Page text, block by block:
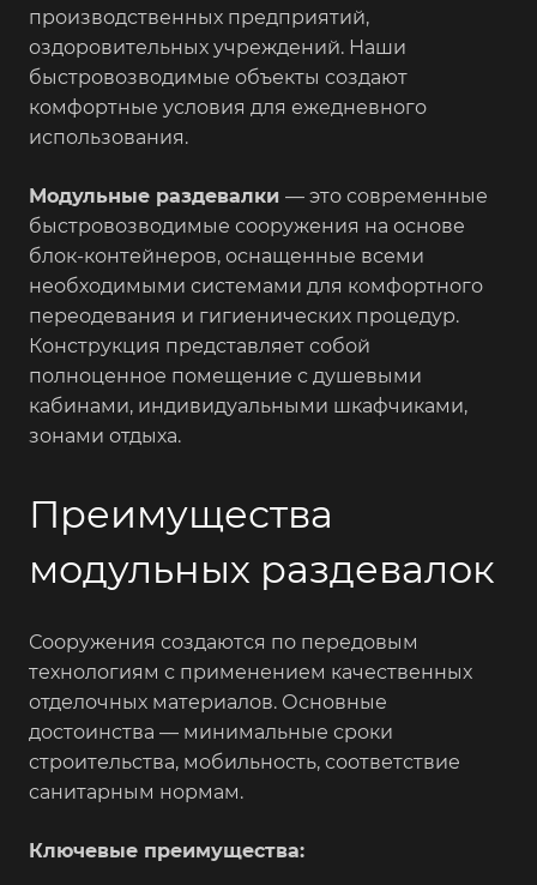
производственных предприятий,
оздоровительных учреждений. Наши
быстровозводимые объекты создают
комфортные условия для ежедневного
использования.
Модульные раздевалки — это современные
быстровозводимые сооружения на основе
блок-контейнеров, оснащенные всеми
необходимыми системами для комфортного
переодевания и гигиенических процедур.
Конструкция представляет собой
полноценное помещение с душевыми
кабинами, индивидуальными шкафчиками,
зонами отдыха.
Преимущества
модульных раздевалок
Сооружения создаются по передовым
технологиям с применением качественных
отделочных материалов. Основные
достоинства — минимальные сроки
строительства, мобильность, соответствие
санитарным нормам.
Ключевые преимущества: